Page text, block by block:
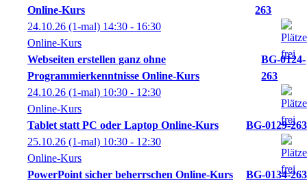
Online-Kurs
263
24.10.26 (1-mal) 14:30 - 16:30
Online-Kurs
Webseiten erstellen ganz ohne
Programmierkenntnisse Online-Kurs
BG-0124-
263
24.10.26 (1-mal) 10:30 - 12:30
Online-Kurs
Tablet statt PC oder Laptop Online-Kurs
BG-0129-263
25.10.26 (1-mal) 10:30 - 12:30
Online-Kurs
PowerPoint sicher beherrschen Online-Kurs
BG-0134-263